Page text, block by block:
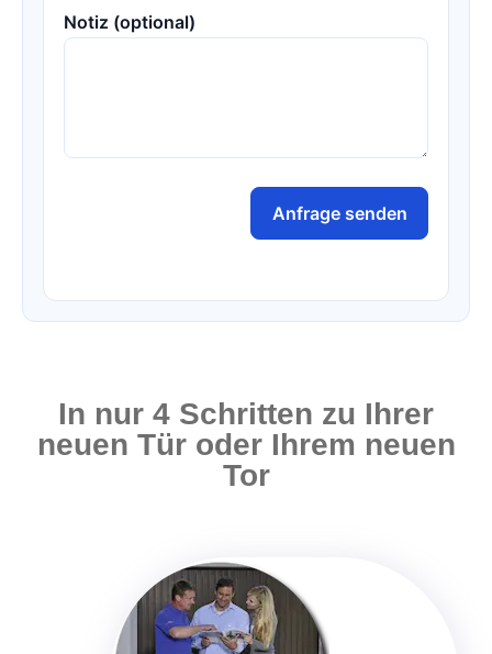
Notiz (optional)
Anfrage senden
In nur 4 Schritten zu Ihrer
neuen Tür oder Ihrem neuen
Tor